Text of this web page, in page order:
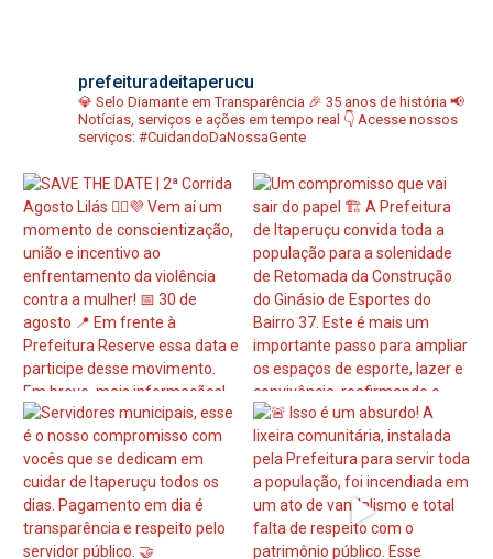
prefeituradeitaperucu
💎 Selo Diamante em Transparência 🎉 35 anos de história 📢
Notícias, serviços e ações em tempo real 👇 Acesse nossos
serviços: #CuidandoDaNossaGente